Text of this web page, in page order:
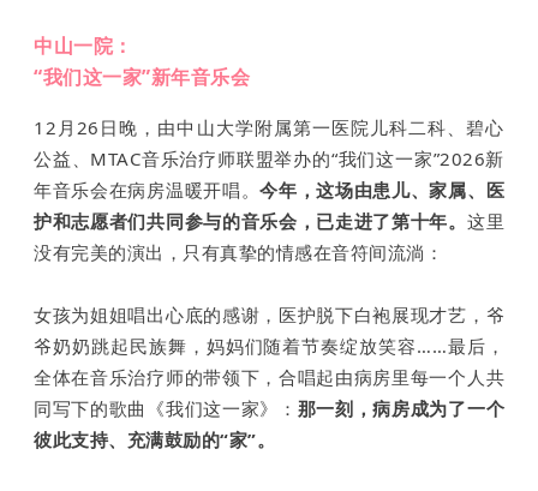
中山一院：
“我们这一家”新年音乐会
12月26日晚，由中山大学附属第一医院儿科二科、碧心
公益、MTAC音乐治疗师联盟举办的“我们这一家”2026新
年音乐会在病房温暖开唱。今年，这场由患儿、家属、医
护和志愿者们共同参与的音乐会，已走进了第十年。 这里
没有完美的演出，只有真挚的情感在音符间流淌：
女孩为姐姐唱出心底的感谢，医护脱下白袍展现才艺，爷
爷奶奶跳起民族舞，妈妈们随着节奏绽放笑容……最后，
全体在音乐治疗师的带领下，合唱起由病房里每一个人共
同写下的歌曲《我们这一家》： 那一刻，病房成为了一个
彼此支持、充满鼓励的“家”。